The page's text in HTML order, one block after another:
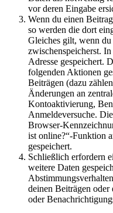
vor deren Eingabe
Wenn du einen
so werden die dort
Gleiches gilt, wenn
zwischenspeicherst.
Adresse gespeichert.
folgenden Aktionen
Beiträgen (dazu
Änderungen an
Kontoaktivierung,
Anmeldeversuche.
Browser-
ist online?“-Funktion
gespeichert.
Schließlich erfordern
weitere Daten
deinen Beiträgen oder
oder